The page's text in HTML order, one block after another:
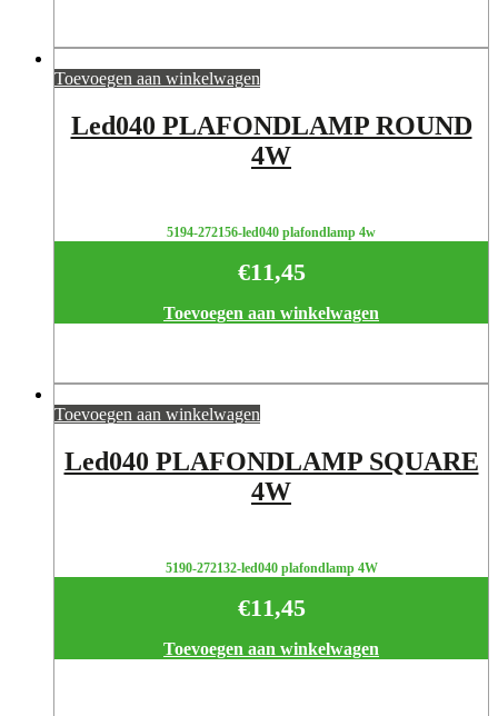
Toevoegen aan winkelwagen
Led040 PLAFONDLAMP ROUND
4W
5194-272156-led040 plafondlamp 4w
€11,45
Toevoegen aan winkelwagen
Toevoegen aan winkelwagen
Led040 PLAFONDLAMP SQUARE
4W
5190-272132-led040 plafondlamp 4W
€11,45
Toevoegen aan winkelwagen